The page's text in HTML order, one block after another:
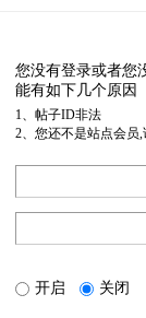
您没有登录或者您
能有如下几个原因
1、帖子ID非法
2、您还不是站点会员
开启 关闭